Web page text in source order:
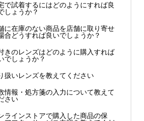
で試着するにはどのようにすれば良
しょうか？
に在庫のない商品を店舗に取り寄せ
合どうすれば良いでしょうか？
きのレンズはどのように購入すれば
でしょうか？
扱いレンズを教えてください
情報・処方箋の入力について教えて
さい
ラインストアで購入した商品の保